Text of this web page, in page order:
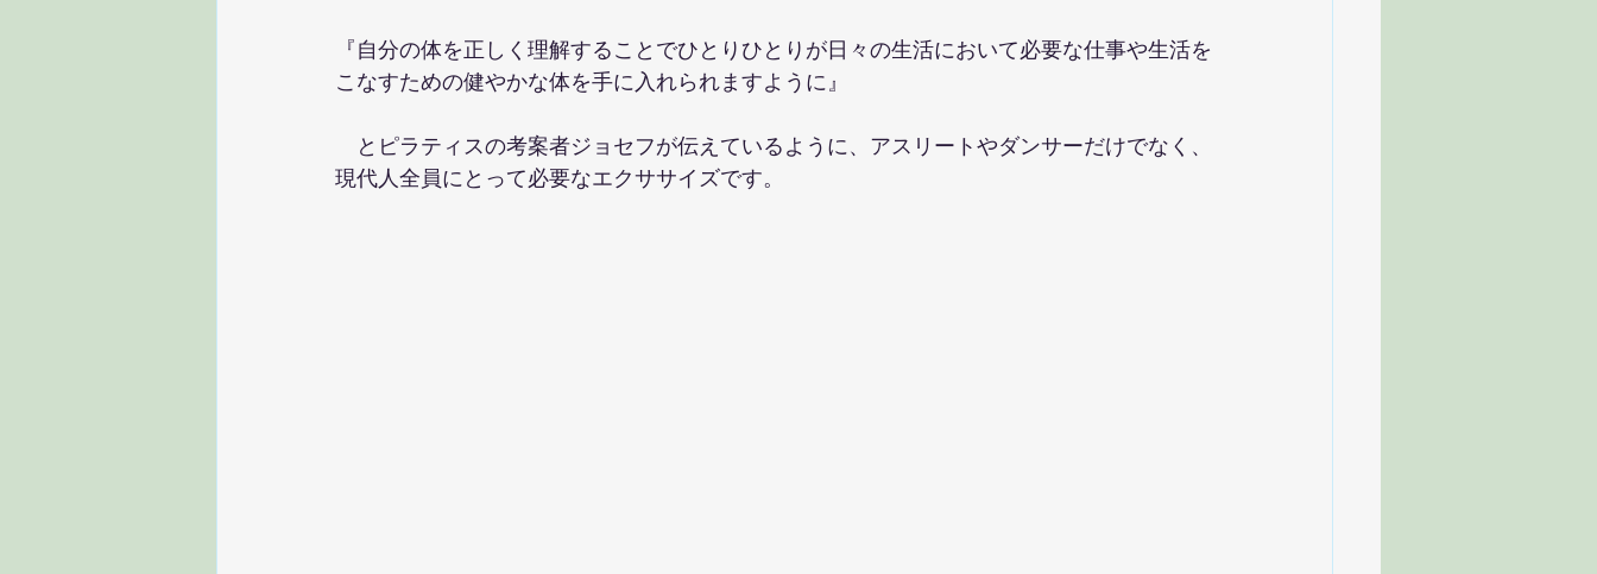
『自分の体を正しく理解することでひとりひとりが日々の生活において必要な仕事や生活を
こなすための健やかな体を手に入れられますように』
とピラティスの考案者ジョセフが伝えているように、アスリートやダンサーだけでなく、
現代人全員にとって必要なエクササイズです。